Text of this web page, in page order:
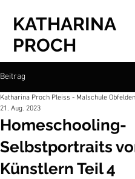
KATHARINA
PROCH
Beitrag
Homeschooling-
Selbstportraits
Künstlern Teil 4
Katharina Proch Pleiss - Malschule Obfelden
21. Aug. 2023